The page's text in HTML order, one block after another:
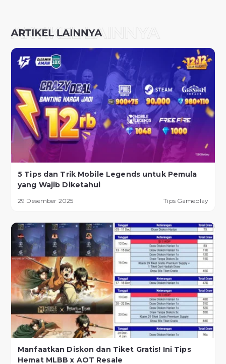
5 Tips dan Trik Mobile Legends untuk Pemula
yang Wajib Diketahui
29 Desember 2025 Tips Gameplay
Manfaatkan Diskon dan Tiket Gratis! Ini Tips
Hemat MLBB x AOT Resale